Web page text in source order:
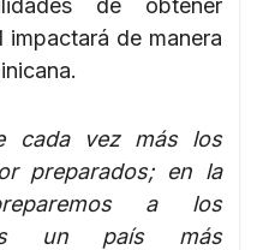
de obtener
de manera
cada vez más los
preparados; en la
a los
un país más